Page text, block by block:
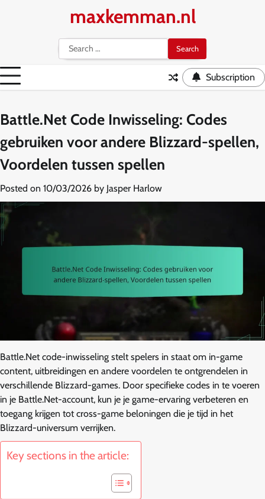
maxkemman.nl
Search
for:
Subscription
Battle.Net Code Inwisseling: Codes
gebruiken voor andere Blizzard-spellen,
Voordelen tussen spellen
Posted on 10/03/2026 by Jasper Harlow
Battle.Net code-inwisseling stelt spelers in staat om in-game
content, uitbreidingen en andere voordelen te ontgrendelen in
verschillende Blizzard-games. Door specifieke codes in te voeren
in je Battle.Net-account, kun je je game-ervaring verbeteren en
toegang krijgen tot cross-game beloningen die je tijd in het
Blizzard-universum verrijken.
Key sections in the article: